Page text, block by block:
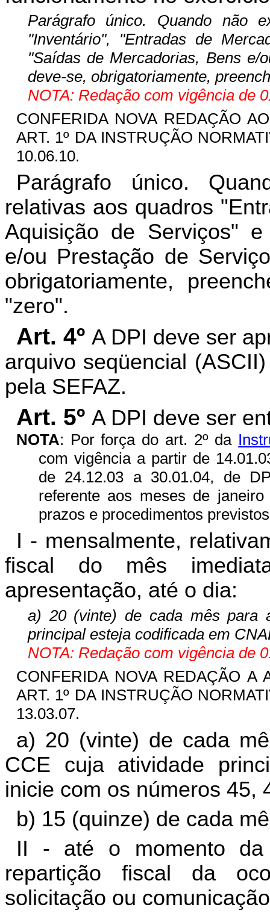
Parágrafo único. Quando não
"Inventário", "Entradas de
"Saídas de Mercadorias, Bens e/
deve-se, obrigatoriamente,
NOTA: Redação com vigência de
CONFERIDA NOVA REDAÇÃO
ART. 1º DA INSTRUÇÃO
10.06.10.
Parágrafo único.
relativas aos quadros
Aquisição de Serviços"
e/ou Prestação de
obrigatoriamente,
"zero".
Art. 4º A DPI deve ser
arquivo seqüencial
pela SEFAZ.
Art. 5º A DPI deve ser
NOTA: Por força do art. 2º da
com vigência a partir de
de 24.12.03 a 30.01.04, de
referente aos meses de
prazos e procedimentos
I - mensalmente,
fiscal do mês
apresentação, até o dia:
a) 20 (vinte) de cada mês para
principal esteja codificada em
NOTA: Redação com vigência de
CONFERIDA NOVA REDAÇÃO A
ART. 1º DA INSTRUÇÃO
13.03.07.
a) 20 (vinte) de cada
CCE cuja atividade
inicie com os números 45,
b) 15 (quinze) de cada
II - até o momento da
repartição fiscal da
solicitação ou